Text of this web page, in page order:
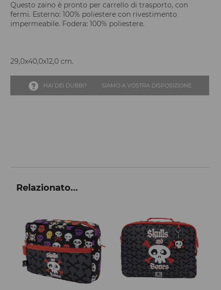
Questo zaino è pronto per carrello di trasporto, con
fermi. Esterno: 100% poliestere con rivestimento
impermeabile. Fodera: 100% poliestere.
29,0x40,0x12,0 cm.
HAI DEI DUBBI? SIAMO A VOSTRA DISPOSIZIONE
Relazionato...